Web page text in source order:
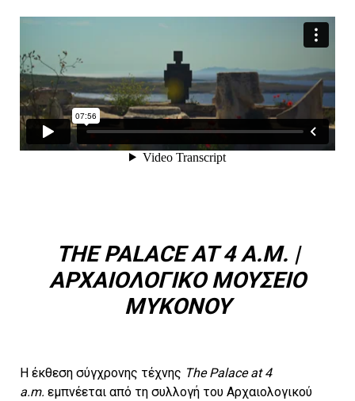
THE PALACE AT 4 A.M. |
ΑΡΧΑΙΟΛΟΓΙΚΟ ΜΟΥΣΕΙΟ
ΜΥΚΟΝΟΥ
Η έκθεση σύγχρονης τέχνης The Palace at 4
a.m. εμπνέεται από τη συλλογή του Αρχαιολογικού